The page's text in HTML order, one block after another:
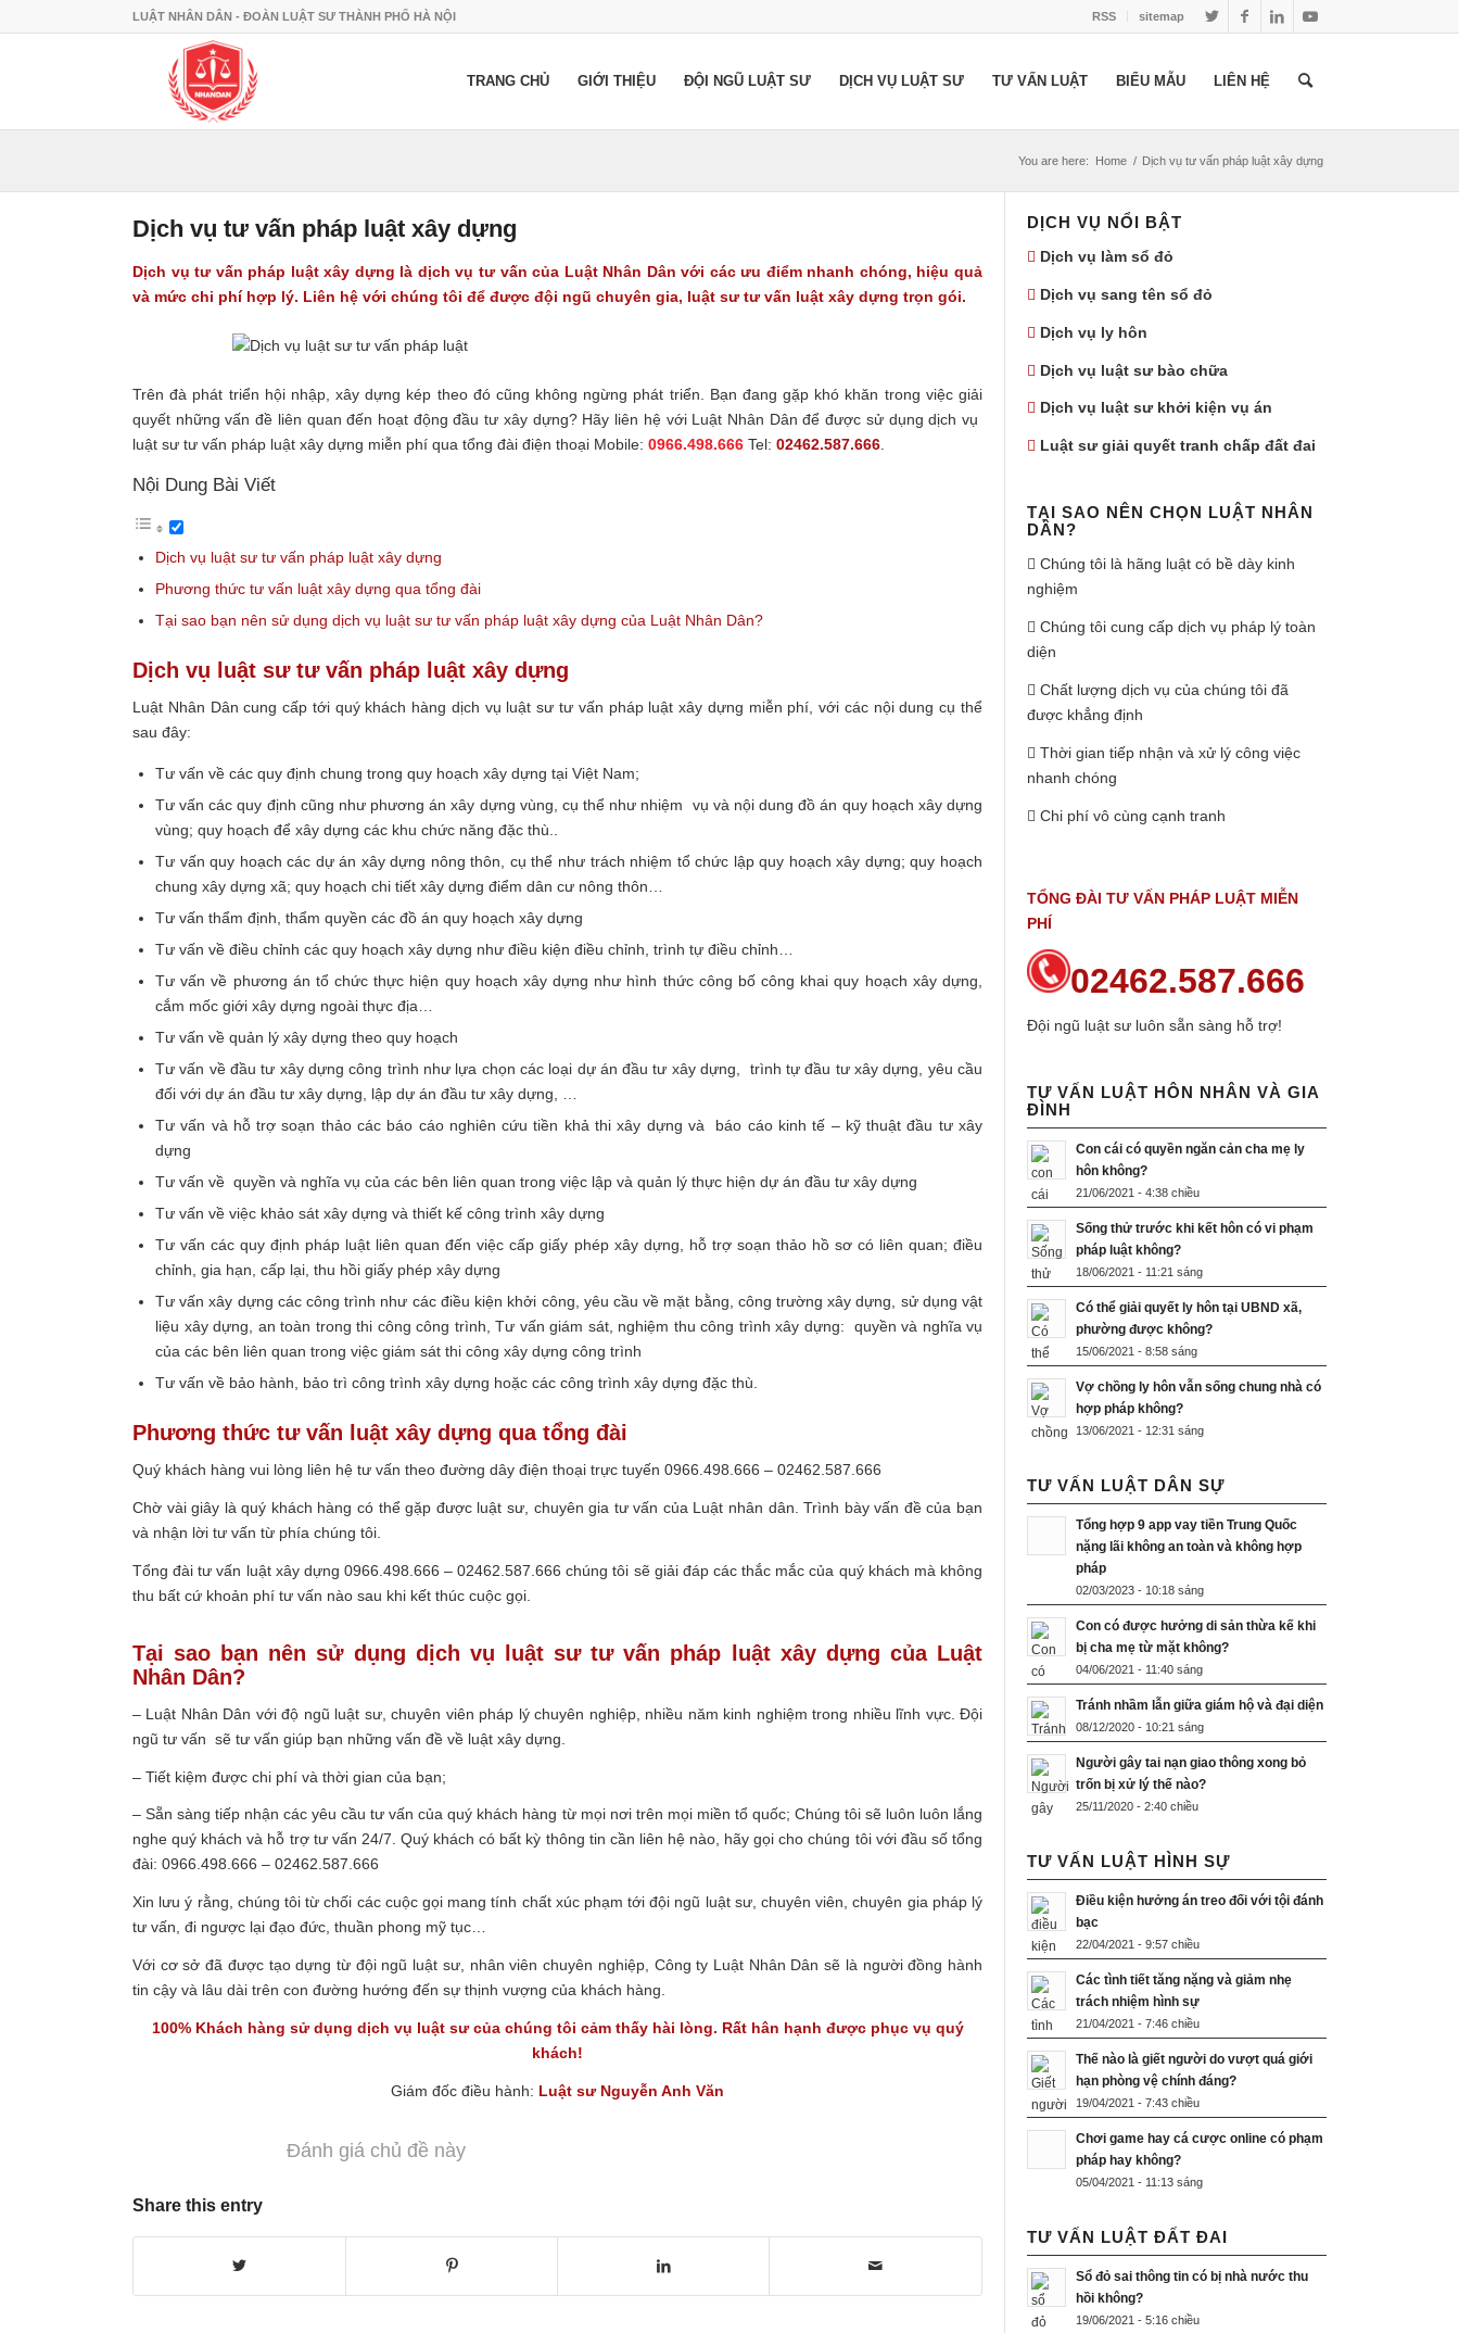
RSS sitemap
LUẬT NHÂN DÂN - ĐOÀN LUẬT SƯ THÀNH PHỐ HÀ NỘI
TRANG CHỦ GIỚI THIỆU ĐỘI NGŨ LUẬT SƯ DỊCH VỤ LUẬT SƯ TƯ VẤN LUẬT BIỂU MẪU LIÊN HỆ
You are here: Home / Dịch vụ tư vấn pháp luật xây dựng
Dịch vụ tư vấn pháp luật xây dựng
Dịch vụ tư vấn pháp luật xây dựng là dịch vụ tư vấn của Luật Nhân Dân với các ưu điểm nhanh chóng, hiệu quả
và mức chi phí hợp lý. Liên hệ với chúng tôi để được đội ngũ chuyên gia, luật sư tư vấn luật xây dựng trọn gói.
Trên đà phát triển hội nhập, xây dựng kép theo đó cũng không ngừng phát triển. Bạn đang gặp khó khăn trong việc giải
quyết những vấn đề liên quan đến hoạt động đầu tư xây dựng? Hãy liên hệ với Luật Nhân Dân để được sử dụng dịch vụ
luật sư tư vấn pháp luật xây dựng miễn phí qua tổng đài điện thoại Mobile: 0966.498.666 Tel: 02462.587.666
Nội Dung Bài Viết
Dịch vụ luật sư tư vấn pháp luật xây dựng
Phương thức tư vấn luật xây dựng qua tổng đài
Tại sao bạn nên sử dụng dịch vụ luật sư tư vấn pháp luật xây dựng của Luật Nhân Dân?
Dịch vụ luật sư tư vấn pháp luật xây dựng
Luật Nhân Dân cung cấp tới quý khách hàng dịch vụ luật sư tư vấn pháp luật xây dựng miễn phí, với các nội dung cụ thể
sau đây:
Tư vấn về các quy định chung trong quy hoạch xây dựng tại Việt Nam;
Tư vấn các quy định cũng như phương án xây dựng vùng, cụ thể như nhiệm vụ và nội dung đồ án quy hoạch xây dựng
vùng; quy hoạch để xây dựng các khu chức năng đặc thù..
Tư vấn quy hoạch các dự án xây dựng nông thôn, cụ thể như trách nhiệm tổ chức lập quy hoạch xây dựng; quy hoạch
chung xây dựng xã; quy hoạch chi tiết xây dựng điểm dân cư nông thôn…
Tư vấn thẩm định, thẩm quyền các đồ án quy hoạch xây dựng
Tư vấn về điều chỉnh các quy hoạch xây dựng như điều kiện điều chỉnh, trình tự điều chỉnh…
Tư vấn về phương án tổ chức thực hiện quy hoạch xây dựng như hình thức công bố công khai quy hoạch xây dựng,
cắm mốc giới xây dựng ngoài thực địa…
Tư vấn về quản lý xây dựng theo quy hoạch
Tư vấn về đầu tư xây dựng công trình như lựa chọn các loại dự án đầu tư xây dựng, trình tự đầu tư xây dựng, yêu cầu
đối với dự án đầu tư xây dựng, lập dự án đầu tư xây dựng, …
Tư vấn và hỗ trợ soạn thảo các báo cáo nghiên cứu tiền khả thi xây dựng và báo cáo kinh tế – kỹ thuật đầu tư xây
dựng
Tư vấn về quyền và nghĩa vụ của các bên liên quan trong việc lập và quản lý thực hiện dự án đầu tư xây dựng
Tư vấn về việc khảo sát xây dựng và thiết kế công trình xây dựng
Tư vấn các quy định pháp luật liên quan đến việc cấp giấy phép xây dựng, hỗ trợ soạn thảo hồ sơ có liên quan; điều
chỉnh, gia hạn, cấp lại, thu hồi giấy phép xây dựng
Tư vấn xây dựng các công trình như các điều kiện khởi công, yêu cầu về mặt bằng, công trường xây dựng, sử dụng vật
liệu xây dựng, an toàn trong thi công công trình, Tư vấn giám sát, nghiệm thu công trình xây dựng: quyền và nghĩa vụ
của các bên liên quan trong việc giám sát thi công xây dựng công trình
Tư vấn về bảo hành, bảo trì công trình xây dựng hoặc các công trình xây dựng đặc thù.
Phương thức tư vấn luật xây dựng qua tổng đài
Quý khách hàng vui lòng liên hệ tư vấn theo đường dây điện thoại trực tuyến 0966.498.666 – 02462.587.666
Chờ vài giây là quý khách hàng có thể gặp được luật sư, chuyên gia tư vấn của Luật nhân dân. Trình bày vấn đề của bạn
và nhận lời tư vấn từ phía chúng tôi.
Tổng đài tư vấn luật xây dựng 0966.498.666 – 02462.587.666 chúng tôi sẽ giải đáp các thắc mắc của quý khách mà không
thu bất cứ khoản phí tư vấn nào sau khi kết thúc cuộc gọi.
Tại sao bạn nên sử dụng dịch vụ luật sư tư vấn pháp luật xây dựng của Luật
Nhân Dân?
– Luật Nhân Dân với độ ngũ luật sư, chuyên viên pháp lý chuyên nghiệp, nhiều năm kinh nghiệm trong nhiều lĩnh vực. Đội
ngũ tư vấn sẽ tư vấn giúp bạn những vấn đề về luật xây dựng.
– Tiết kiệm được chi phí và thời gian của bạn;
– Sẵn sàng tiếp nhận các yêu cầu tư vấn của quý khách hàng từ mọi nơi trên mọi miền tổ quốc; Chúng tôi sẽ luôn luôn lắng
nghe quý khách và hỗ trợ tư vấn 24/7. Quý khách có bất kỳ thông tin cần liên hệ nào, hãy gọi cho chúng tôi với đầu số tổng
đài: 0966.498.666 – 02462.587.666
Xin lưu ý rằng, chúng tôi từ chối các cuộc gọi mang tính chất xúc phạm tới đội ngũ luật sư, chuyên viên, chuyên gia pháp lý
tư vấn, đi ngược lại đạo đức, thuần phong mỹ tục…
Với cơ sở đã được tạo dựng từ đội ngũ luật sư, nhân viên chuyên nghiệp, Công ty Luật Nhân Dân sẽ là người đồng hành
tin cậy và lâu dài trên con đường hướng đến sự thịnh vượng của khách hàng.
100% Khách hàng sử dụng dịch vụ luật sưcủa chúng tôi cảm thấy hài lòng. Rất hân hạnh được phục vụ quý
khách!
Giám đốc điều hành: Luật sư Nguyễn Anh Văn
Đánh giá chủ đề này
Share this entry
DỊCH VỤ NỔI BẬT
Dịch vụ làm sổ đỏ
Dịch vụ sang tên sổ đỏ
Dịch vụ ly hôn
Dịch vụ luật sư bào chữa
Dịch vụ luật sư khởi kiện vụ án
Luật sư giải quyết tranh chấp đất đai
TẠI SAO NÊN CHỌN LUẬT NHÂN
DÂN?
Chúng tôi là hãng luật có bề dày kinh
nghiệm
Chúng tôi cung cấp dịch vụ pháp lý toàn
diện
Chất lượng dịch vụ của chúng tôi đã
được khẳng định
Thời gian tiếp nhận và xử lý công việc
nhanh chóng
Chi phí vô cùng cạnh tranh
TỔNG ĐÀI TƯ VẤN PHÁP LUẬT MIỄN
PHÍ
02462.587.666
Đội ngũ luật sư luôn sẵn sàng hỗ trợ!
TƯ VẤN LUẬT HÔN NHÂN VÀ GIA
ĐÌNH
Con cái có quyền ngăn cản cha mẹ ly
hôn không?
21/06/2021 - 4:38 chiều
Sống thử trước khi kết hôn có vi phạm
pháp luật không?
18/06/2021 - 11:21 sáng
Có thể giải quyết ly hôn tại UBND xã,
phường được không?
15/06/2021 - 8:58 sáng
Vợ chồng ly hôn vẫn sống chung nhà có
hợp pháp không?
13/06/2021 - 12:31 sáng
TƯ VẤN LUẬT DÂN SỰ
Tổng hợp 9 app vay tiền Trung Quốc
nặng lãi không an toàn và không hợp
pháp
02/03/2023 - 10:18 sáng
Con có được hưởng di sản thừa kế khi
bị cha mẹ từ mặt không?
04/06/2021 - 11:40 sáng
Tránh nhầm lẫn giữa giám hộ và đại diện
08/12/2020 - 10:21 sáng
Người gây tai nạn giao thông xong bỏ
trốn bị xử lý thế nào?
25/11/2020 - 2:40 chiều
TƯ VẤN LUẬT HÌNH SỰ
Điều kiện hưởng án treo đối với tội đánh
bạc
22/04/2021 - 9:57 chiều
Các tình tiết tăng nặng và giảm nhẹ
trách nhiệm hình sự
21/04/2021 - 7:46 chiều
Thế nào là giết người do vượt quá giới
hạn phòng vệ chính đáng?
19/04/2021 - 7:43 chiều
Chơi game hay cá cược online có phạm
pháp hay không?
05/04/2021 - 11:13 sáng
TƯ VẤN LUẬT ĐẤT ĐAI
Sổ đỏ sai thông tin có bị nhà nước thu
hồi không?
19/06/2021 - 5:16 chiều